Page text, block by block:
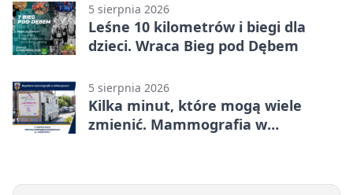
5 sierpnia 2026
Leśne 10 kilometrów i biegi dla
dzieci. Wraca Bieg pod Dębem
5 sierpnia 2026
Kilka minut, które mogą wiele
zmienić. Mammografia w